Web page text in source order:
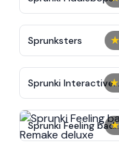
★
Sprunksters
★
Sprunki Interactive
Tunner
★
Sprunki Feeling bad
Remake deluxe